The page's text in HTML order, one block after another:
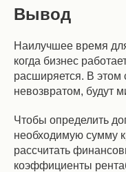
Вывод
Наилучшее время
когда бизнес
расширяется. В этом
невозвратом, будут
Чтобы определить
необходимую сумму
рассчитать
коэффициенты